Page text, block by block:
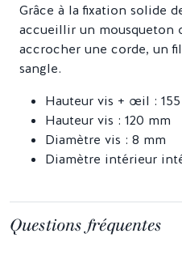
Grâce à la fixation solide
accueillir un mousqueton
accrocher une corde, un
sangle.
Hauteur vis + œil :
Hauteur vis : 120 mm
Diamètre vis : 8 mm
Diamètre intérieur
Questions fréquentes